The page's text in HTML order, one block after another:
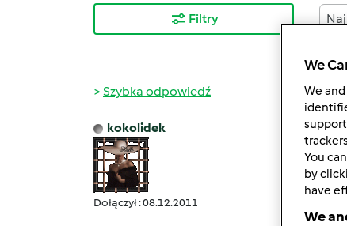
Filtry
Szybka odpowiedź
kokolidek
Dołączył : 08.12.2011
pt.,
Alu,
We
We
You
by
have
We